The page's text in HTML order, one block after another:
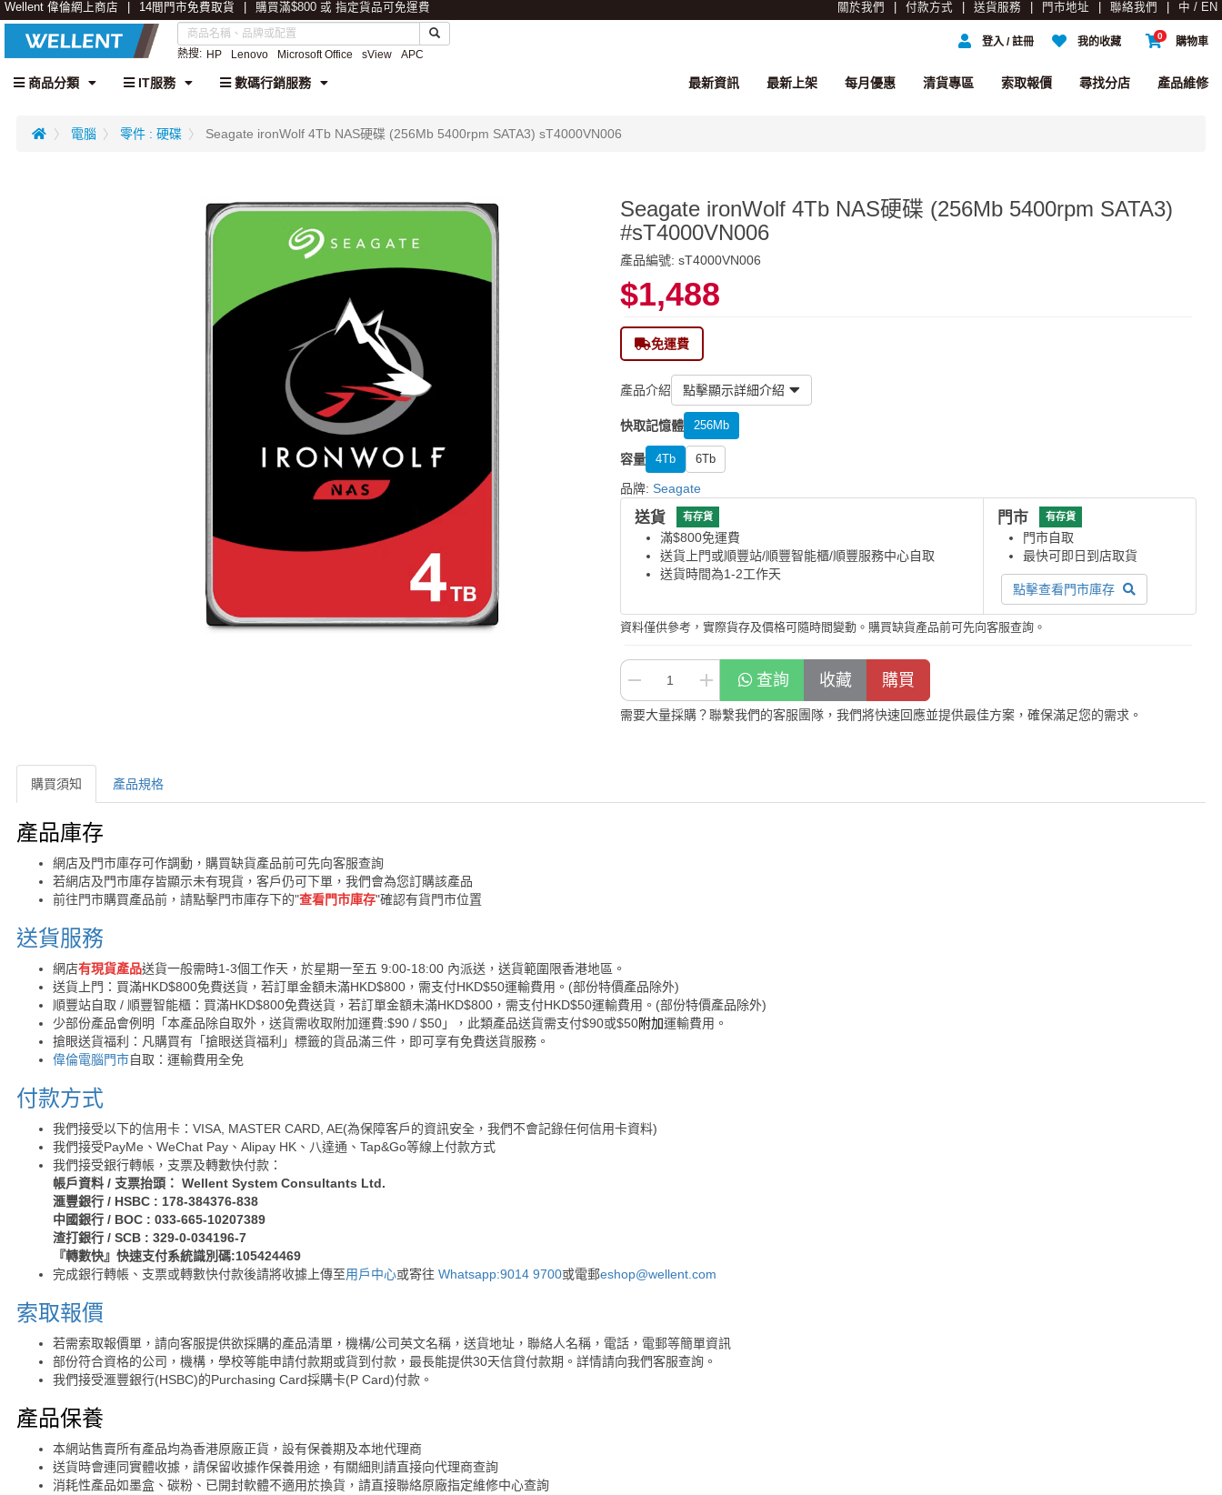
Wellent 偉倫網上商店 14間門市免費取貨 購買滿$800 或 指定貨品可免運費 關於我們 付款方式 送貨服務 門市地址 聯絡我們 中 / EN
熱搜: HP Lenovo Microsoft Office sView APC
0 購物車
我的收藏
登入 / 註冊
商品分類 IT服務 數碼行銷服務 產品維修
尋找分店
索取報價
清貨專區
每月優惠
最新上架
最新資訊
電腦 零件 : 硬碟 Seagate ironWolf 4Tb NAS硬碟 (256Mb 5400rpm SATA3) sT4000VN006
Seagate ironWolf 4Tb NAS硬碟 (256Mb 5400rpm SATA3)
#sT4000VN006
產品編號: sT4000VN006
$1,488
免運費
產品介紹 點擊顯示詳細介紹
快取記憶體 256Mb
容量 4Tb 6Tb
品牌: Seagate
送貨 有存貨
滿$800免運費
送貨上門或順豐站/順豐智能櫃/順豐服務中心自取
送貨時間為1-2工作天
門市 有存貨
門市自取
最快可即日到店取貨
點擊查看門市庫存
資料僅供參考，實際貨存及價格可隨時間變動。購買缺貨產品前可先向客服查詢。
查詢
需要大量採購？聯繫我們的客服團隊，我們將快速回應並提供最佳方案，確保滿足您的需求。
購買須知 產品規格
購買須知
產品庫存
網店及門市庫存可作調動，購買缺貨產品前可先向客服查詢
若網店及門市庫存皆顯示未有現貨，客戶仍可下單，我們會為您訂購該產品
前往門市購買產品前，請點擊門市庫存下的"查看門市庫存"確認有貨門市位置
送貨服務
網店有現貨產品送貨一般需時1-3個工作天，於星期一至五 9:00-18:00 內派送，送貨範圍限香港地區。
送貨上門：買滿HKD$800免費送貨，若訂單金額未滿HKD$800，需支付HKD$50運輸費用。(部份特價產品除外)
順豐站自取 / 順豐智能櫃：買滿HKD$800免費送貨，若訂單金額未滿HKD$800，需支付HKD$50運輸費用。(部份特價產品除外)
少部份產品會例明「本產品除自取外，送貨需收取附加運費:$90 / $50」，此類產品送貨需支付$90或$50附加運輸費用。
搶眼送貨福利：凡購買有「搶眼送貨福利」標籤的貨品滿三件，即可享有免費送貨服務。
偉倫電腦門市自取：運輸費用全免
付款方式
我們接受以下的信用卡：VISA, MASTER CARD, AE(為保障客戶的資訊安全，我們不會記錄任何信用卡資料)
我們接受PayMe、WeChat Pay、Alipay HK、八達通、Tap&Go等線上付款方式
我們接受銀行轉帳，支票及轉數快付款：
帳戶資料 / 支票抬頭： Wellent System Consultants Ltd.
滙豐銀行 / HSBC : 178-384376-838
中國銀行 / BOC : 033-665-10207389
渣打銀行 / SCB : 329-0-034196-7
『轉數快』快速支付系統識別碼:105424469
完成銀行轉帳、支票或轉數快付款後請將收據上傳至用戶中心或寄往 Whatsapp:9014 9700或電郵eshop@wellent.com
索取報價
若需索取報價單，請向客服提供欲採購的產品清單，機構/公司英文名稱，送貨地址，聯絡人名稱，電話，電郵等簡單資訊
部份符合資格的公司，機構，學校等能申請付款期或貨到付款，最長能提供30天信貸付款期。詳情請向我們客服查詢。
我們接受滙豐銀行(HSBC)的Purchasing Card採購卡(P Card)付款。
產品保養
本網站售賣所有產品均為香港原廠正貨，設有保養期及本地代理商
送貨時會連同實體收據，請保留收據作保養用途，有關細則請直接向代理商查詢
消耗性產品如墨盒、碳粉、已開封軟體不適用於換貨，請直接聯絡原廠指定維修中心查詢